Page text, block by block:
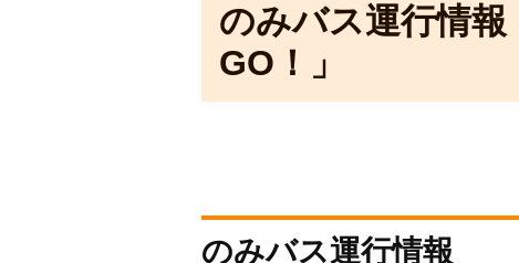
のみバス運行情
GO！」
のみバス運行情報